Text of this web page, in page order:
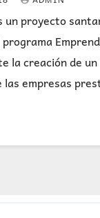
un proyecto
la creación de
empresas